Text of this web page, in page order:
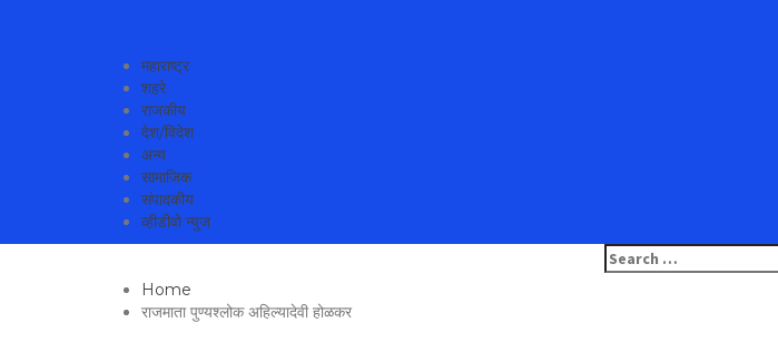
MahaMetroNews Best News Website in Pune
महाराष्ट्र
शहरे
राजकीय
देश/विदेश
अन्य
सामाजिक
संपादकीय
व्हीडीवो न्युज
Search
for:
Home
राजमाता पुण्यश्लोक अहिल्यादेवी होळकर